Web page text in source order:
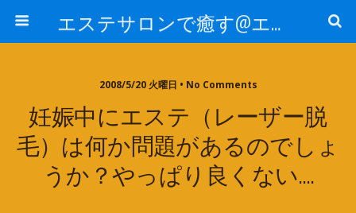
エステサロンで癒す@エステ～全国エステ情報
2008/5/20 火曜日 • No Comments
妊娠中にエステ（レーザー脱
毛）は何か問題があるのでしょ
うか？やっぱり良くない….